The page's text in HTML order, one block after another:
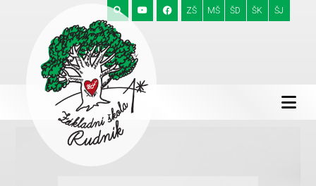
ZŠ MŠ ŠD ŠK ŠJ